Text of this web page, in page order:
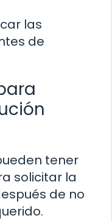
las
de
tener
solicitar la
de no